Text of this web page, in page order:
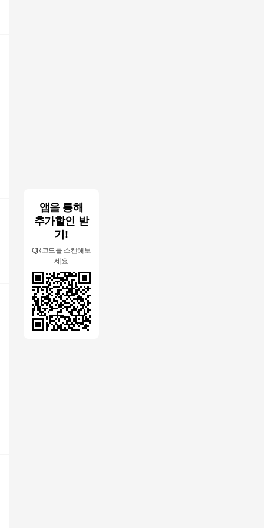
앱을 통해
추가할인 받
기!
QR코드를 스캔해보
세요